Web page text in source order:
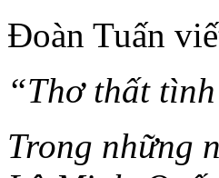
Đoàn Tuấn
“Thơ thất
Trong những